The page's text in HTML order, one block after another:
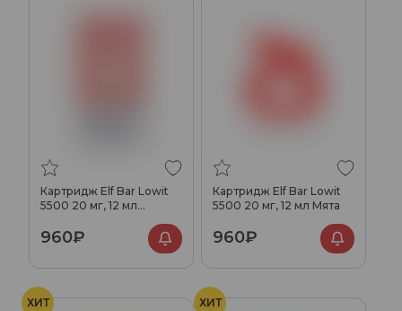
Картридж Elf Bar Lowit
5500 20 мг, 12 мл
960₽
Картридж Elf Bar Lowit
5500 20 мг, 12 мл Мята
960₽
ХИТ ХИТ